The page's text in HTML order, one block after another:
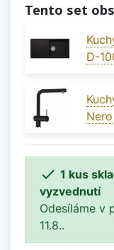
Tento set
D-
Nero
 1 kus
vyzvednutí
Odesíláme v
11.8..